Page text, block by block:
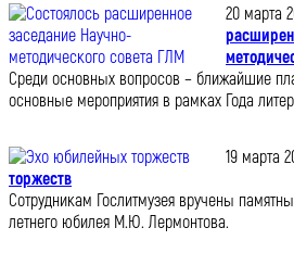
20 марта
Среди основных вопросов – ближайшие
основные мероприятия в рамках Года
19 марта
торжеств
Сотрудникам Гослитмузея вручены
летнего юбилея М.Ю. Лермонтова.